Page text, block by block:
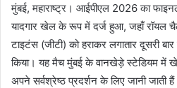
मुंबई, महाराष्ट्र। आईपीएल 2026 का
यादगार खेल के रूप में दर्ज हुआ, जहाँ रॉयल
टाइटंस (जीटी) को हराकर लगातार दूसरी
किया। यह मैच मुंबई के वानखेड़े स्टेडियम में
अपने सर्वश्रेष्ठ प्रदर्शन के लिए जानी जाती